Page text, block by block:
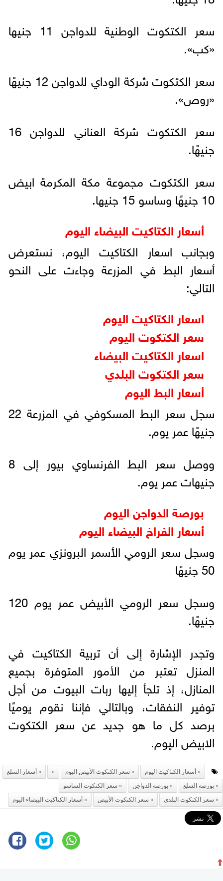
سعر الكتكوت الوطنية للدواجن 11 جنيها
«كب».
سعر الكتكوت شركة الوداي للدواجن 12 جنيهًا
«روص».
سعر الكتكوت شركة العناني للدواجن 16
جنيهًا.
سعر الكتكوت مجموعة مكة المكرمة ابيض
10 جنيهًا وساسو 15 جنيها.
أسعار الكتاكيت البیضاء الیوم
وبجانب اسعار الكتاكيت اليوم، نستعرض
أسعار البط في المزرعة وجاءت على النحو
التالي:
اسعار الكتاكيت اليوم
سعر الكتكوت اليوم
اسعار الكتاكيت البيضاء
سعر الكتكوت البلدي
أسعار البط اليوم
سجل سعر البط المسكوفي في المزرعة 22
جنيهًا عمر يوم.
ووصل سعر البط الفرنساوي بيور إلى 8
جنيهات عمر يوم.
بورصة الدواجن اليوم
أسعار الفراخ البيضاء اليوم
وسجل سعر الرومي الأسمر البرونزي عمر يوم
50 جنيهًا
وسجل سعر الرومي الأبيض عمر يوم 120
جنيهًا.
وتجدر الإشارة إلى أن تربية الكتاكيت في
المنزل تعتبر من الأمور المتوفرة بجميع
المنازل، إذ تلجأ إليها ربات البيوت من أجل
توفير النفقات، وبالتالي فإننا نقوم يوميًا
برصد كل ما هو جديد عن سعر الكتكوت
الابيض اليوم.
أسعار الكتاكيت اليوم سعر الكتكوت الأبيض اليوم
أسعار السلع
بورصة السلع
بورصة الدواجن
سعر الكتكوت الساسو
سعر الكتكوت البلدي
سعر الكتكوت الأبيض أسعار الكتاكيت البیضاء الیوم
⇧